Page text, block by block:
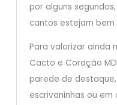
por alguns
cantos estejam bem
Para valorizar ainda
Cacto e Coração
parede de
escrivaninhas ou